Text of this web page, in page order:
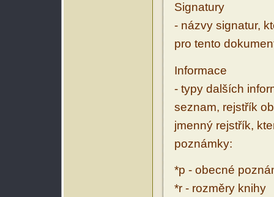
Signatury
- názvy signatur,
pro tento
Informace
- typy dalších
seznam, rejstřík
jmenný rejstřík,
poznámky:
*p - obecné
*r - rozměry knihy